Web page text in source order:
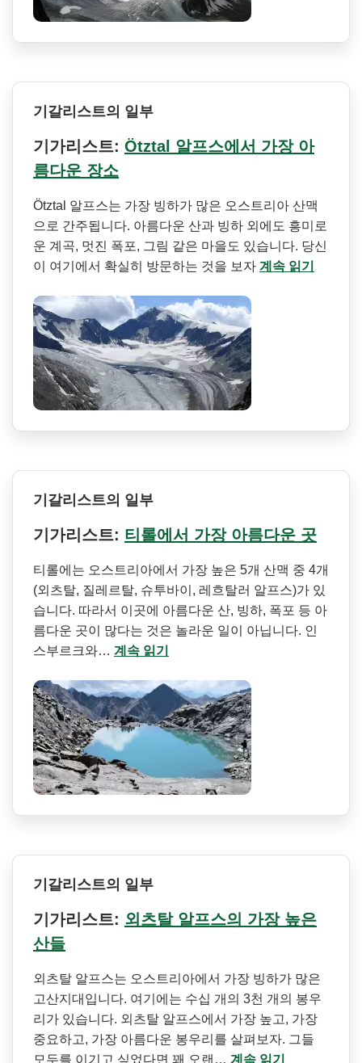
기갈리스트의 일부
기가리스트: Ötztal 알프스에서 가장 아
름다운 장소
Ötztal 알프스는 가장 빙하가 많은 오스트리아 산맥
으로 간주됩니다. 아름다운 산과 빙하 외에도 흥미로
운 계곡, 멋진 폭포, 그림 같은 마을도 있습니다. 당신
이 여기에서 확실히 방문하는 것을 보자 계속 읽기
기갈리스트의 일부
기가리스트: 티롤에서 가장 아름다운 곳
티롤에는 오스트리아에서 가장 높은 5개 산맥 중 4개
(외츠탈, 질레르탈, 슈투바이, 레흐탈러 알프스)가 있
습니다. 따라서 이곳에 아름다운 산, 빙하, 폭포 등 아
름다운 곳이 많다는 것은 놀라운 일이 아닙니다. 인
스부르크와… 계속 읽기
기갈리스트의 일부
기가리스트: 외츠탈 알프스의 가장 높은
산들
외츠탈 알프스는 오스트리아에서 가장 빙하가 많은
고산지대입니다. 여기에는 수십 개의 3천 개의 봉우
리가 있습니다. 외츠탈 알프스에서 가장 높고, 가장
중요하고, 가장 아름다운 봉우리를 살펴보자. 그들
모두를 이기고 싶었다면 꽤 오랜… 계속 읽기